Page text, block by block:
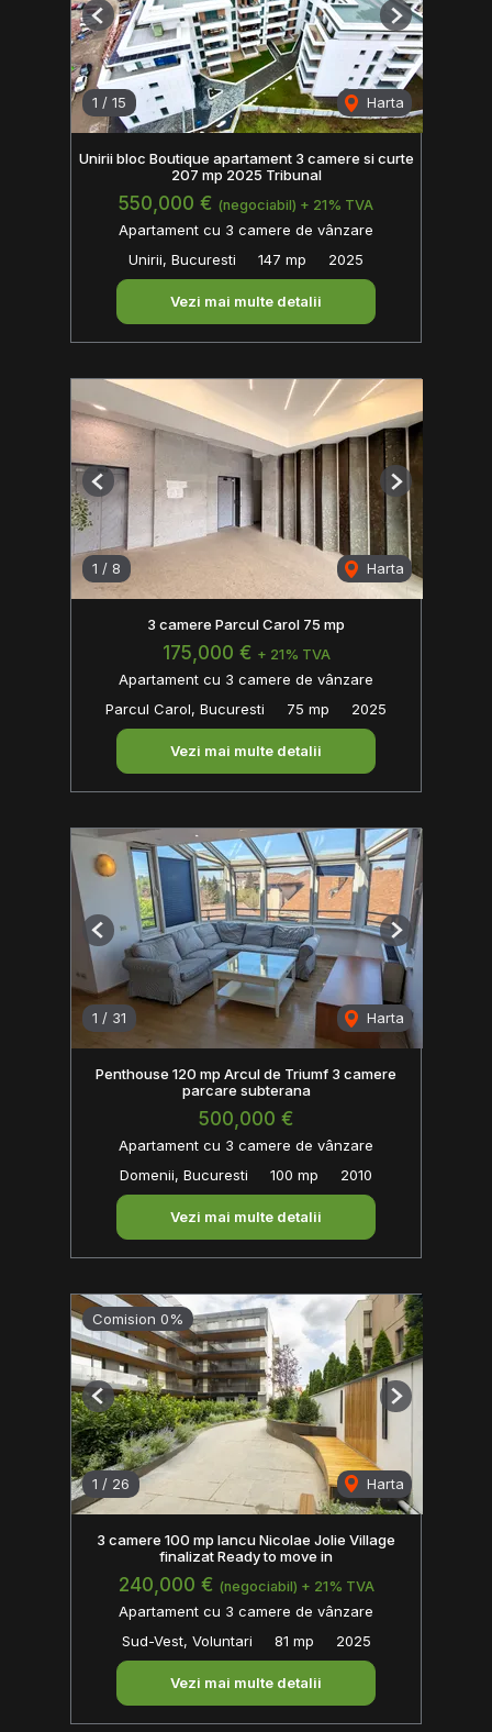
1 / 15 Harta
Previous Next
Unirii bloc Boutique apartament 3 camere si curte
207 mp 2025 Tribunal
550,000 € (negociabil) + 21% TVA
Apartament cu 3 camere de vânzare
Unirii, Bucuresti
147 mp 2025
Vezi mai multe detalii
1 / 8 Harta
Previous Next
3 camere Parcul Carol 75 mp
175,000 € + 21% TVA
Apartament cu 3 camere de vânzare
Parcul Carol, Bucuresti
75 mp 2025
Vezi mai multe detalii
1 / 31 Harta
Previous Next
Penthouse 120 mp Arcul de Triumf 3 camere
parcare subterana
500,000 €
Apartament cu 3 camere de vânzare
Domenii, Bucuresti
100 mp 2010
Vezi mai multe detalii
Comision 0%
1 / 26 Harta
Previous Next
3 camere 100 mp Iancu Nicolae Jolie Village
finalizat Ready to move in
240,000 € (negociabil) + 21% TVA
Apartament cu 3 camere de vânzare
Sud-Vest, Voluntari
81 mp 2025
Vezi mai multe detalii